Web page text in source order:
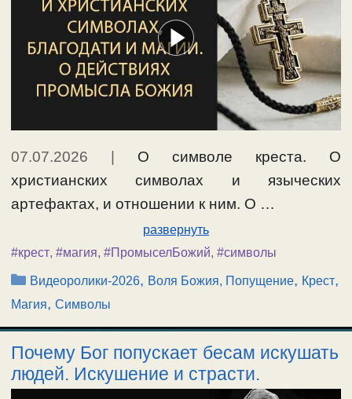
07.07.2026 | О символе креста. О
христианских символах и языческих
артефактах, и отношении к ним. О …
развернуть
#крест, #магия, #ПромыселБожий, #символы
Рубрики
Видеоролики-2026, Воля Божия, Попущение, Крест,
Магия, Символы
Почему Бог попускает бесам искушать
людей. Искушение и страсти.